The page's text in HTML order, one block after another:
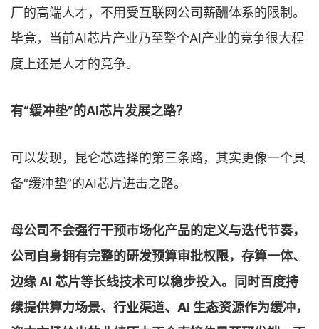
厂的高端人才，不用受互联网公司薪酬体系的限制。
毕竟，当前AI芯片产业乃至整个AI产业的竞争很大程
度上还是人才的竞争。
有“缓冲垫”的AI芯片发展之路？
可以发现，昆仑芯选择的第三条路，其实更像一个具
备“缓冲垫”的AI芯片进击之路。
母公司不会强行干预市场化产品的定义与迭代节奏，
公司自身拥有完整的研发预算审批权限，存算一体、
边缘 AI 芯片等长线技术可以稳步投入。同时百度持
续提供算力场景、行业渠道、AI 生态资源作为缓冲，